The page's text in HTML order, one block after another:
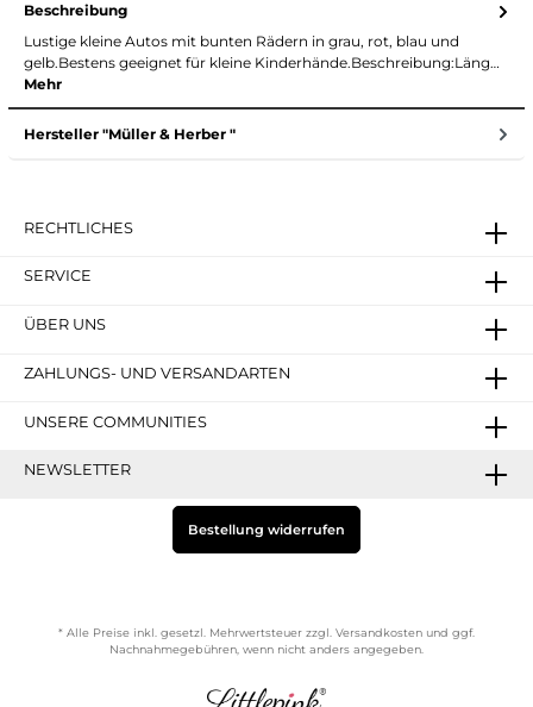
Beschreibung
Lustige kleine Autos mit bunten Rädern in grau, rot, blau und
gelb.Bestens geeignet für kleine Kinderhände.Beschreibung:Läng…
Mehr
Hersteller "Müller & Herber "
RECHTLICHES
SERVICE
ÜBER UNS
ZAHLUNGS- UND VERSANDARTEN
UNSERE COMMUNITIES
NEWSLETTER
Bestellung widerrufen
* Alle Preise inkl. gesetzl. Mehrwertsteuer zzgl. Versandkosten und ggf.
Nachnahmegebühren, wenn nicht anders angegeben.